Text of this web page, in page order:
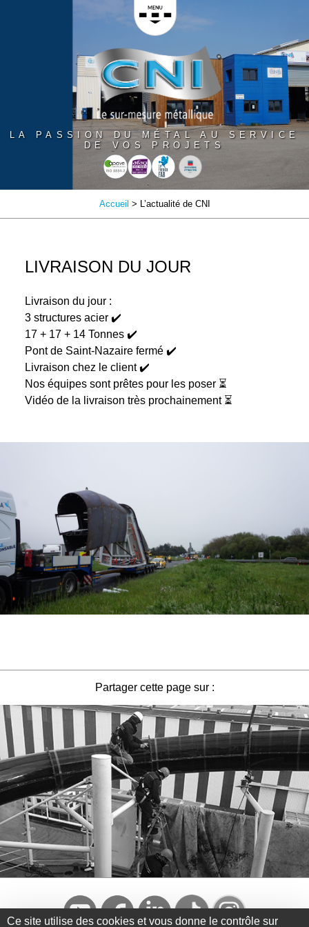
Panneau de gestion des cookies
Ce site utilise des cookies et vous donne le contrôle sur
LA PASSION DU MÉTAL AU SERVICE
DE VOS PROJETS
Accueil > L’actualité de CNI
LIVRAISON DU JOUR
Livraison du jour :
3 structures acier ✔️
17 + 17 + 14 Tonnes ✔️
Pont de Saint-Nazaire fermé ✔️
Livraison chez le client ✔️
Nos équipes sont prêtes pour les poser ⏳
Vidéo de la livraison très prochainement ⏳
Partager cette page sur :